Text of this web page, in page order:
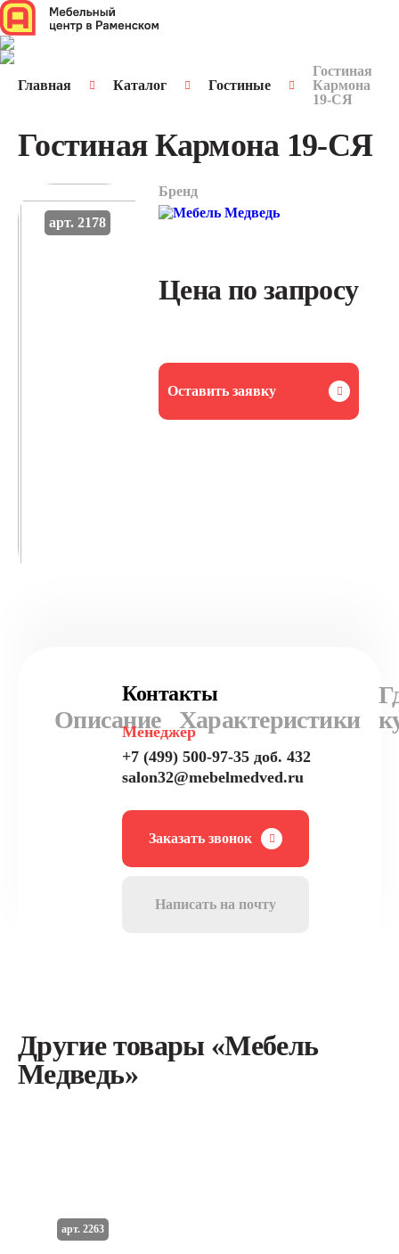
Главная Каталог Гостиные
Гостиная
Кармона
19-СЯ
Гостиная Кармона 19-СЯ
арт. 2178
Бренд
Цена по запросу
Оставить заявку
Описание Характеристики
Контакты
Менеджер
+7 (499) 500-97-35 доб. 432
salon32@mebelmedved.ru
Заказать звонок
Написать на почту
Другие товары «Мебель
Медведь»
арт. 2263